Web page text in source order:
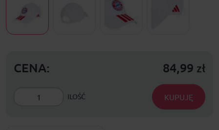
CENA: 84,99 zł
ILOŚĆ KUPUJĘ